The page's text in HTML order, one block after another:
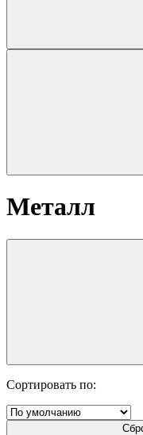
Металл
Сортировать по: